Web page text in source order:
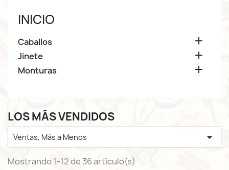
INICIO
Caballos 
Jinete 
Monturas 
LOS MÁS VENDIDOS
Ventas, Más a Menos 
Mostrando 1-12 de 36 artículo(s)